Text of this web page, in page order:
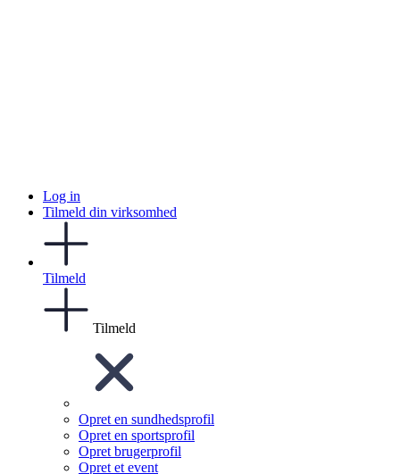
Log in
Tilmeld din virksomhed
Tilmeld
Tilmeld
Opret en sundhedsprofil
Opret en sportsprofil
Opret brugerprofil
Opret et event